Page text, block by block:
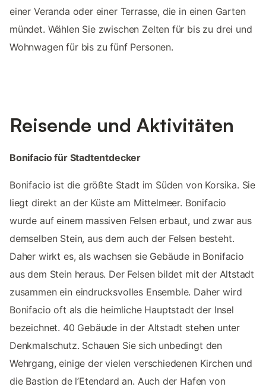
einer Veranda oder einer Terrasse, die in einen Garten
mündet. Wählen Sie zwischen Zelten für bis zu drei und
Wohnwagen für bis zu fünf Personen.
Reisende und Aktivitäten
Bonifacio für Stadtentdecker
Bonifacio ist die größte Stadt im Süden von Korsika. Sie
liegt direkt an der Küste am Mittelmeer. Bonifacio
wurde auf einem massiven Felsen erbaut, und zwar aus
demselben Stein, aus dem auch der Felsen besteht.
Daher wirkt es, als wachsen sie Gebäude in Bonifacio
aus dem Stein heraus. Der Felsen bildet mit der Altstadt
zusammen ein eindrucksvolles Ensemble. Daher wird
Bonifacio oft als die heimliche Hauptstadt der Insel
bezeichnet. 40 Gebäude in der Altstadt stehen unter
Denkmalschutz. Schauen Sie sich unbedingt den
Wehrgang, einige der vielen verschiedenen Kirchen und
die Bastion de l’Etendard an. Auch der Hafen von